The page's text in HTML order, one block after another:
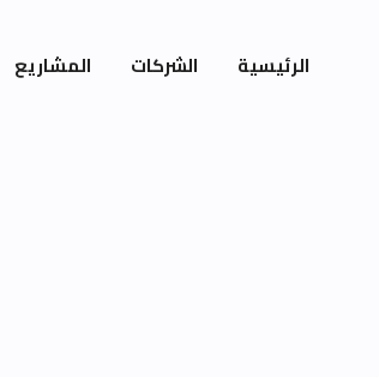
الرئيسية الشركات المشاريع